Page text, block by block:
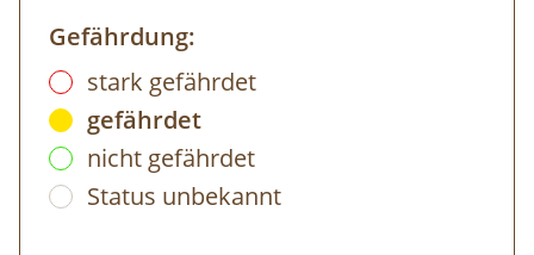
Gefährdung:
stark gefährdet
gefährdet
nicht gefährdet
Status unbekannt